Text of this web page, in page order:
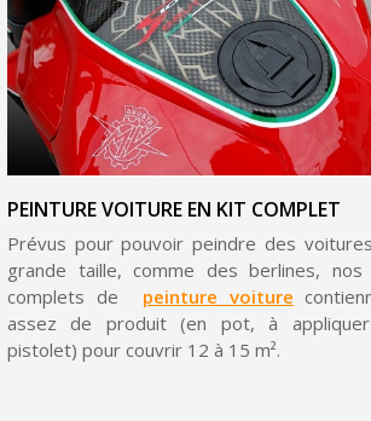
Inscription à la newsletter : 5€ de
Livraison sous 24 h en France
PEINTURE VOITURE EN KIT COMPLET
Prévus pour pouvoir peindre des
grande taille, comme des berlines, nos
complets de peinture voiture
assez de produit (en pot, à
pistolet) pour couvrir 12 à 15 m².